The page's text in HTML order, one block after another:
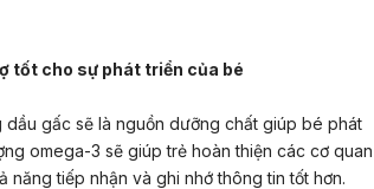
tốt cho sự phát triển của bé
gấc sẽ là nguồn dưỡng chất giúp bé phát
omega-3 sẽ giúp trẻ hoàn thiện các cơ quan
tiếp nhận và ghi nhớ thông tin tốt hơn.